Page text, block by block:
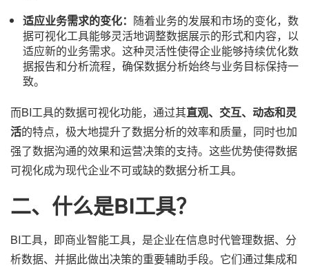
适应业务需求的变化： 随着业务的发展和市场的变化，数
据可视化工具能够灵活地调整数据展示的形式和内容，以
适应新的业务需求。这种灵活性使得企业能够持续优化数
据报告和分析流程，确保数据分析始终与业务目标保持一
致。
而BI工具的数据可视化功能，通过其直观、交互、动态和灵
活的特点，极大地提升了数据分析的效率和质量，同时也加
强了数据沟通的效果和运营决策的支持。这些优势使得数据
可视化成为现代企业不可或缺的数据分析工具。
二、什么是BI工具？
BI工具，即商业智能工具，是企业在信息时代管理数据、分
析数据、并据此做出决策的重要辅助手段。它们通过集成和